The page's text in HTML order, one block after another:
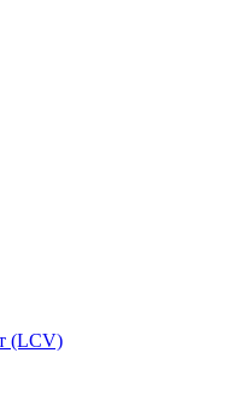
(LCV)